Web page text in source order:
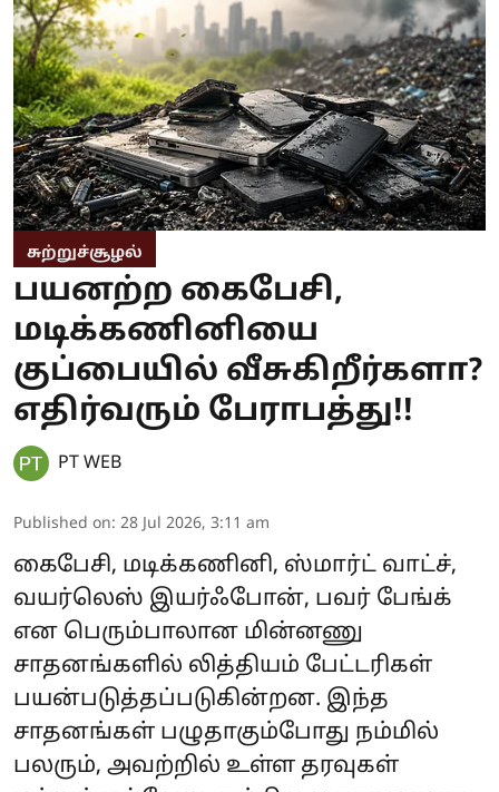
சுற்றுச்சூழல்
பயனற்ற கைபேசி,
மடிக்கணினியை
குப்பையில் வீசுகிறீர்களா?
எதிர்வரும் பேராபத்து!!
PT WEB
Published on: 28 Jul 2026, 3:11 am
கைபேசி, மடிக்கணினி, ஸ்மார்ட் வாட்ச்,
வயர்லெஸ் இயர்ஃபோன், பவர் பேங்க்
என பெரும்பாலான மின்னணு
சாதனங்களில் லித்தியம் பேட்டரிகள்
பயன்படுத்தப்படுகின்றன. இந்த
சாதனங்கள் பழுதாகும்போது நம்மில்
பலரும், அவற்றில் உள்ள தரவுகள்